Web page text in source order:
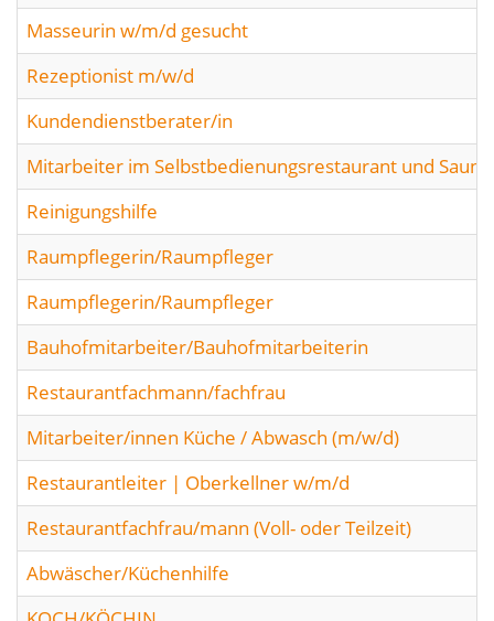
Masseurin w/m/d gesucht
Rezeptionist m/w/d
Kundendienstberater/in
Mitarbeiter im Selbstbedienungsrestaurant und
Reinigungshilfe
Raumpflegerin/Raumpfleger
Raumpflegerin/Raumpfleger
Bauhofmitarbeiter/Bauhofmitarbeiterin
Restaurantfachmann/fachfrau
Mitarbeiter/innen Küche / Abwasch (m/w/d)
Restaurantleiter | Oberkellner w/m/d
Restaurantfachfrau/mann (Voll- oder Teilzeit)
Abwäscher/Küchenhilfe